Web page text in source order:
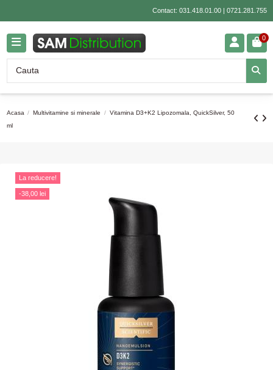
Contact: 031.418.01.00| 0721.281.755
0
Acasa Multivitamine si minerale
Vitamina D3+K2 Lipozomala, QuickSilver, 50
ml
La reducere!
-38,00 lei